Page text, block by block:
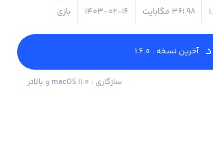
۳۶۱.۹۸ مگابایت 1403-02-16 بازی
آخرین نسخه : 1.6.0
سازگاری : macOS 11.0 و بالاتر